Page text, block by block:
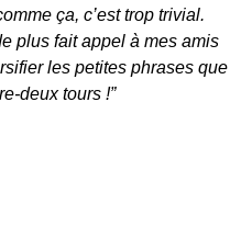
ça, c’est trop trivial.
plus fait appel à mes amis
les petites phrases que
deux tours !”